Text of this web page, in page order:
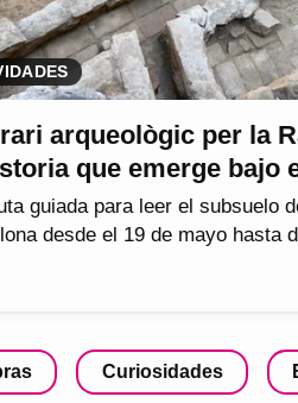
arqueològic per la
que emerge bajo
guiada para leer el subsuelo
desde el 19 de mayo hasta
Curiosidades